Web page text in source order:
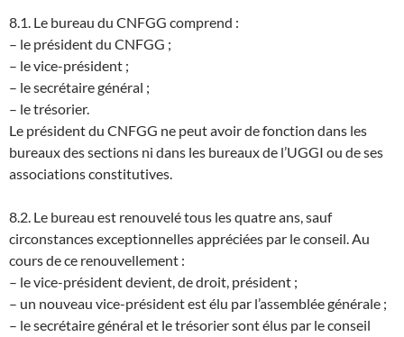
8.1. Le bureau du CNFGG comprend :
– le président du CNFGG ;
– le vice-président ;
– le secrétaire général ;
– le trésorier.
Le président du CNFGG ne peut avoir de fonction dans les
bureaux des sections ni dans les bureaux de l’UGGI ou de ses
associations constitutives.
8.2. Le bureau est renouvelé tous les quatre ans, sauf
circonstances exceptionnelles appréciées par le conseil. Au
cours de ce renouvellement :
– le vice-président devient, de droit, président ;
– un nouveau vice-président est élu par l’assemblée générale ;
– le secrétaire général et le trésorier sont élus par le conseil